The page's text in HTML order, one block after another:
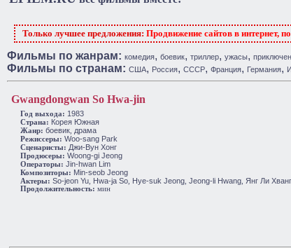
Только лучшее предложения: Продвижение сайтов в интернет,
Фильмы по жанрам: комедия, боевик, триллер, ужасы,
Фильмы по странам: США, Россия, СССР, Франция, Германия,
Gwangdongwan So Hwa-jin
Год выхода: 1983
Cтрана: Корея Южная
Жанр: боевик драма
Режиссеры: Woo-sang Park
Сценаристы: Джи-Вун Хонг
Продюсеры: Woong-gi Jeong
Операторы: Jin-hwan Lim
Композиторы: Min-seob Jeong
Актеры: So-jeon Yu Hwa-ja So Hye-suk Jeong Jeong-li Hwang Янг Ли Хванг
Продолжительность: мин